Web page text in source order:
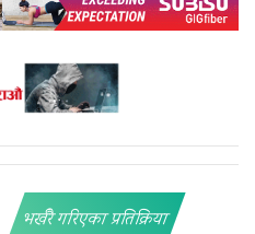
भर्खरै गरिएका प्रतिक्रिया